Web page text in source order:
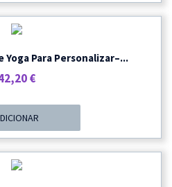
35,70 €.32,20 €.
Yoga Para Personalizar–...
€